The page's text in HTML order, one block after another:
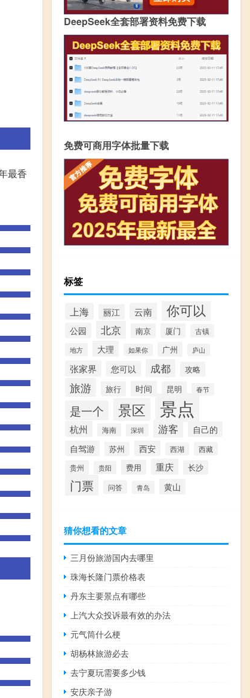
最香
DeepSeek全套部署资料免费下载
免费可商用字体批量下载
标签
上海 丽江 云南 你可以
公园 北京 南京 厦门 古镇
地方 大理 如果你 广州 庐山
张家界 您可以 成都 攻略
旅游 旅行 时间 昆明 春节
是一个 景区 景点
杭州 海南 深圳 游客
自己的
自驾游
苏州 西安 西湖 西藏
贵州 贵阳 费用 重庆 长沙
门票 问答 青岛 黄山
猜你想看的文章
三月份旅游国内去哪里
珠海长隆门票价格表
丹东主要景点有哪些
上汽大众投诉最有效的办法
元气筒什么梗
胡杨林旅游必去
去宁夏玩需要多少钱
安庆亲子游